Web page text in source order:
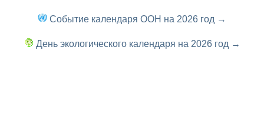
Событие календаря ООН на 2026 год →
День экологического календаря на 2026 год →